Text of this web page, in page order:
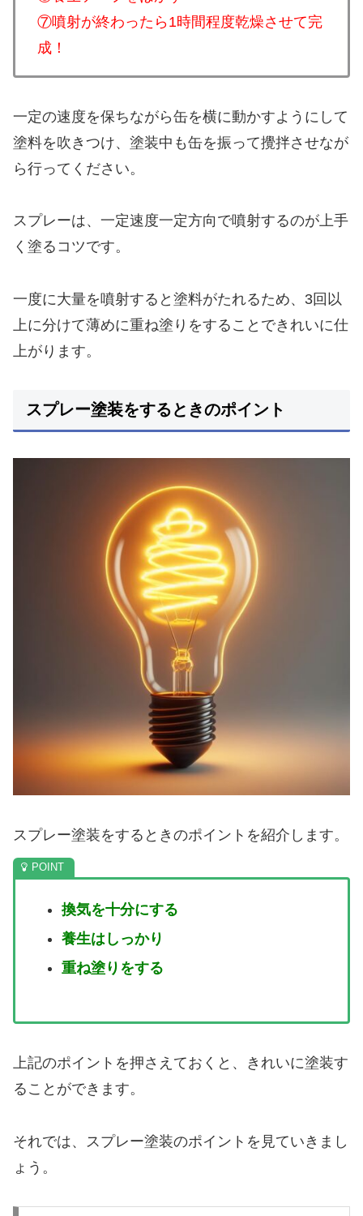
⑦噴射が終わったら1時間程度乾燥させて完
成！
一定の速度を保ちながら缶を横に動かすようにして
塗料を吹きつけ、塗装中も缶を振って攪拌させなが
ら行ってください。
スプレーは、一定速度一定方向で噴射するのが上手
く塗るコツです。
一度に大量を噴射すると塗料がたれるため、3回以
上に分けて薄めに重ね塗りをすることできれいに仕
上がります。
スプレー塗装をするときのポイント
スプレー塗装をするときのポイントを紹介します。
換気を十分にする
養生はしっかり
重ね塗りをする
上記のポイントを押さえておくと、きれいに塗装す
ることができます。
それでは、スプレー塗装のポイントを見ていきまし
ょう。